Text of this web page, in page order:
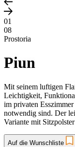
01
08
Prostoria
Piun
Mit seinem luftigen
Leichtigkeit,
im privaten
notwendig sind. Der
Variante mit
Auf die Wunschliste